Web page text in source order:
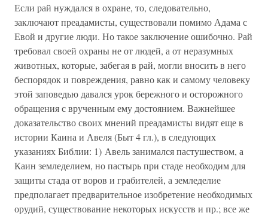
Если рай нуждался в охране, то, следовательно,
заключают преадамисты, существовали помимо Адама с
Евой и другие люди. Но такое заключение ошибочно. Рай
требовал своей охраны не от людей, а от неразумных
животных, которые, забегая в рай, могли вносить в него
беспорядок и повреждения, равно как и самому человеку
этой заповедью давался урок бережного и осторожного
обращения с врученным ему достоянием. Важнейшее
доказательство своих мнений преадамисты видят еще в
истории Каина и Авеля (Быт 4 гл.), в следующих
указаниях Библии: 1) Авель занимался пастушеством, а
Каин земледелием, но пастырь при стаде необходим для
защиты стада от воров и грабителей, а земледелие
предполагает предварительное изобретение необходимых
орудий, существование некоторых искусств и пр.; все же